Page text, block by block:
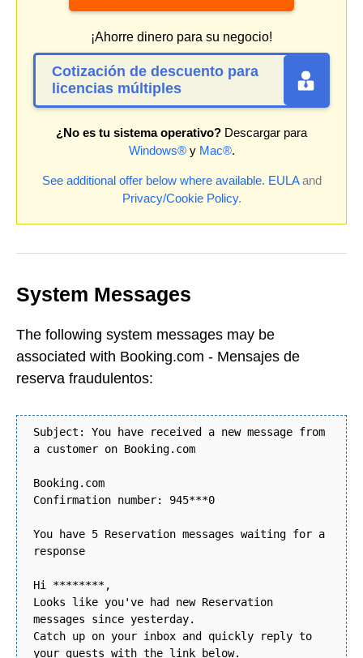
¡Ahorre dinero para su negocio!
Cotización de descuento para
licencias múltiples
¿No es tu sistema operativo? Descargar para
Windows®y Mac®.
See additional offer below where available. EULAand
Privacy/Cookie Policy.
System Messages
The following system messages may be
associated with Booking.com - Mensajes de
reserva fraudulentos:
Subject: You have received a new message from
a customer on Booking.com
Booking.com
Confirmation number: 945***0
You have 5 Reservation messages waiting for a
response
Hi ********,
Looks like you've had new Reservation
messages since yesterday.
Catch up on your inbox and quickly reply to
your guests with the link below.